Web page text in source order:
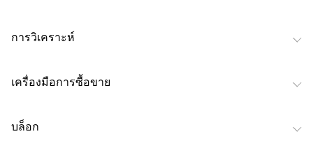
การวิเคราะห์
เครื่องมือการซื้อขาย
บล็อก